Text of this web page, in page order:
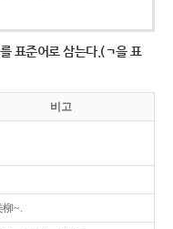
표준어로 삼는다.(ㄱ을 표
비고
~.